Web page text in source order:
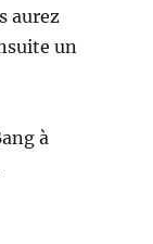
aurez
un
à